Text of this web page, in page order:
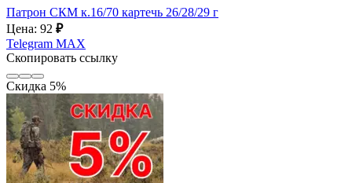
Патрон СКМ к.16/70 картечь 26/28/29 г
Цена: 92 ₽
Telegram MAX
Скопировать ссылку
Скидка 5%